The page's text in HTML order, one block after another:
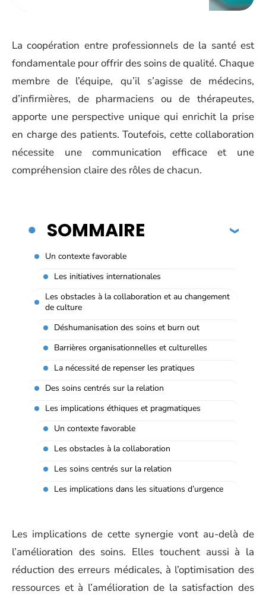
La coopération entre professionnels de la santé est
fondamentale pour offrir des soins de qualité. Chaque
membre de l’équipe, qu’il s’agisse de médecins,
d’infirmières, de pharmaciens ou de thérapeutes,
apporte une perspective unique qui enrichit la prise
en charge des patients. Toutefois, cette collaboration
nécessite une communication efficace et une
compréhension claire des rôles de chacun.
SOMMAIRE
Un contexte favorable
Les initiatives internationales
Les obstacles à la collaboration et au changement
de culture
Déshumanisation des soins et burn out
Barrières organisationnelles et culturelles
La nécessité de repenser les pratiques
Des soins centrés sur la relation
Les implications éthiques et pragmatiques
Un contexte favorable
Les obstacles à la collaboration
Les soins centrés sur la relation
Les implications dans les situations d’urgence
Les implications de cette synergie vont au-delà de
l’amélioration des soins. Elles touchent aussi à la
réduction des erreurs médicales, à l’optimisation des
ressources et à l’amélioration de la satisfaction des